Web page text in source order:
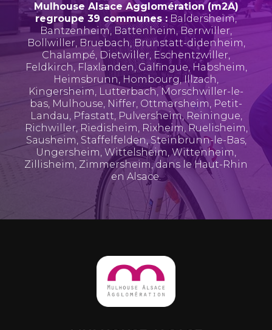
Mulhouse Alsace Agglomération (m2A)
regroupe 39 communes : Baldersheim,
Bantzenheim, Battenheim, Berrwiller,
Bollwiller, Bruebach,Brunstatt-didenheim,
Chalampé, Dietwiller, Eschentzwiller,
Feldkirch, Flaxlanden,Galfingue, Habsheim,
Heimsbrunn, Hombourg,Illzach,
Kingersheim, Lutterbach, Morschwiller-le-
bas, Mulhouse, Niffer, Ottmarsheim, Petit-
Landau, Pfastatt, Pulversheim, Reiningue,
Richwiller, Riedisheim, Rixheim,Ruelisheim,
Sausheim, Staffelfelden, Steinbrunn-le-Bas,
Ungersheim, Wittelsheim,Wittenheim,
Zillisheim, Zimmersheim, dans le Haut-Rhin
en Alsace.